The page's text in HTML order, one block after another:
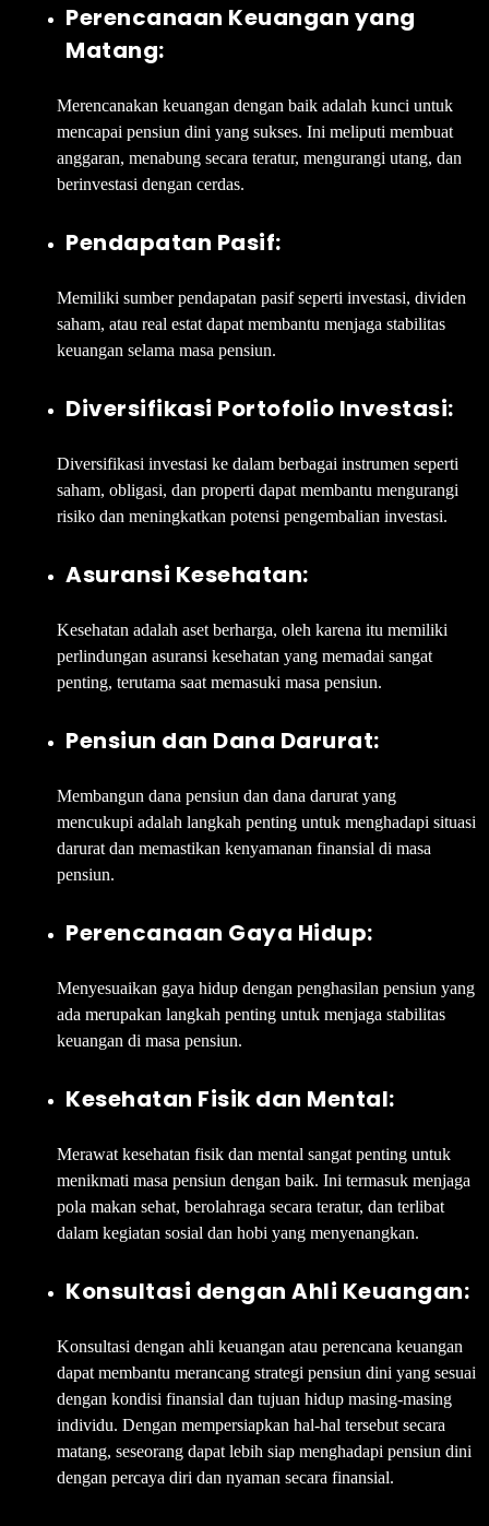
Perencanaan Keuangan yang
Matang:
Merencanakan keuangan dengan baik adalah kunci untuk
mencapai pensiun dini yang sukses. Ini meliputi membuat
anggaran, menabung secara teratur, mengurangi utang, dan
berinvestasi dengan cerdas.
Pendapatan Pasif:
Memiliki sumber pendapatan pasif seperti investasi, dividen
saham, atau real estat dapat membantu menjaga stabilitas
keuangan selama masa pensiun.
Diversifikasi Portofolio Investasi:
Diversifikasi investasi ke dalam berbagai instrumen seperti
saham, obligasi, dan properti dapat membantu mengurangi
risiko dan meningkatkan potensi pengembalian investasi.
Asuransi Kesehatan:
Kesehatan adalah aset berharga, oleh karena itu memiliki
perlindungan asuransi kesehatan yang memadai sangat
penting, terutama saat memasuki masa pensiun.
Pensiun dan Dana Darurat:
Membangun dana pensiun dan dana darurat yang
mencukupi adalah langkah penting untuk menghadapi situasi
darurat dan memastikan kenyamanan finansial di masa
pensiun.
Perencanaan Gaya Hidup:
Menyesuaikan gaya hidup dengan penghasilan pensiun yang
ada merupakan langkah penting untuk menjaga stabilitas
keuangan di masa pensiun.
Kesehatan Fisik dan Mental:
Merawat kesehatan fisik dan mental sangat penting untuk
menikmati masa pensiun dengan baik. Ini termasuk menjaga
pola makan sehat, berolahraga secara teratur, dan terlibat
dalam kegiatan sosial dan hobi yang menyenangkan.
Konsultasi dengan Ahli Keuangan:
Konsultasi dengan ahli keuangan atau perencana keuangan
dapat membantu merancang strategi pensiun dini yang sesuai
dengan kondisi finansial dan tujuan hidup masing-masing
individu. Dengan mempersiapkan hal-hal tersebut secara
matang, seseorang dapat lebih siap menghadapi pensiun dini
dengan percaya diri dan nyaman secara finansial.